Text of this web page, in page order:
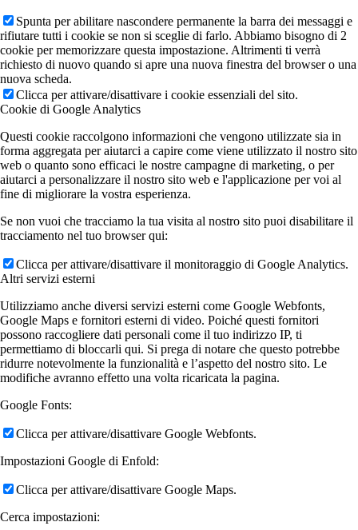
Spunta per abilitare nascondere permanente la barra dei messaggi e
rifiutare tutti i cookie se non si sceglie di farlo. Abbiamo bisogno di 2
cookie per memorizzare questa impostazione. Altrimenti ti verrà
richiesto di nuovo quando si apre una nuova finestra del browser o una
nuova scheda.
Clicca per attivare/disattivare i cookie essenziali del sito.
Cookie di Google Analytics
Questi cookie raccolgono informazioni che vengono utilizzate sia in
forma aggregata per aiutarci a capire come viene utilizzato il nostro sito
web o quanto sono efficaci le nostre campagne di marketing, o per
aiutarci a personalizzare il nostro sito web e l'applicazione per voi al
fine di migliorare la vostra esperienza.
Se non vuoi che tracciamo la tua visita al nostro sito puoi disabilitare il
tracciamento nel tuo browser qui:
Clicca per attivare/disattivare il monitoraggio di Google Analytics.
Altri servizi esterni
Utilizziamo anche diversi servizi esterni come Google Webfonts,
Google Maps e fornitori esterni di video. Poiché questi fornitori
possono raccogliere dati personali come il tuo indirizzo IP, ti
permettiamo di bloccarli qui. Si prega di notare che questo potrebbe
ridurre notevolmente la funzionalità e l’aspetto del nostro sito. Le
modifiche avranno effetto una volta ricaricata la pagina.
Google Fonts:
Clicca per attivare/disattivare Google Webfonts.
Impostazioni Google di Enfold:
Clicca per attivare/disattivare Google Maps.
Cerca impostazioni: